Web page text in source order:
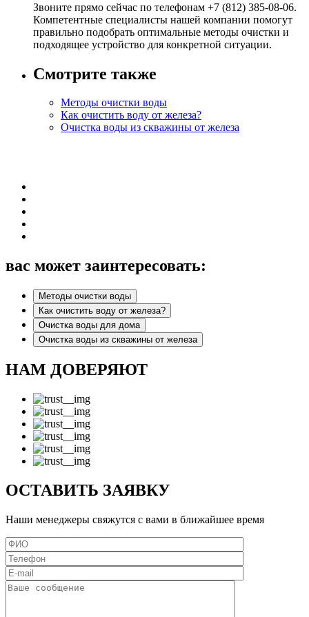
Звоните прямо сейчас по телефонам +7 (812) 385-08-06.
Компетентные специалисты нашей компании помогут
правильно подобрать оптимальные методы очистки и
подходящее устройство для конкретной ситуации.
Смотрите также
Методы очистки воды
Как очистить воду от железа?
Очистка воды из скважины от железа
вас может заинтересовать:
Методы очистки воды
Как очистить воду от железа?
Очистка воды для дома
Очистка воды из скважины от железа
НАМ ДОВЕРЯЮТ
ОСТАВИТЬ ЗАЯВКУ
Наши менеджеры свяжутся с вами в ближайшее время